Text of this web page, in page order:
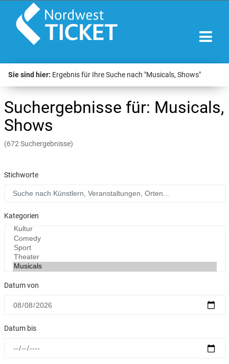
Sie sind hier: Ergebnis für Ihre Suche nach "Musicals, Shows"
Suchergebnisse für: Musicals,
Shows
(672 Suchergebnisse)
Stichworte
Kategorien
Datum von
Datum bis